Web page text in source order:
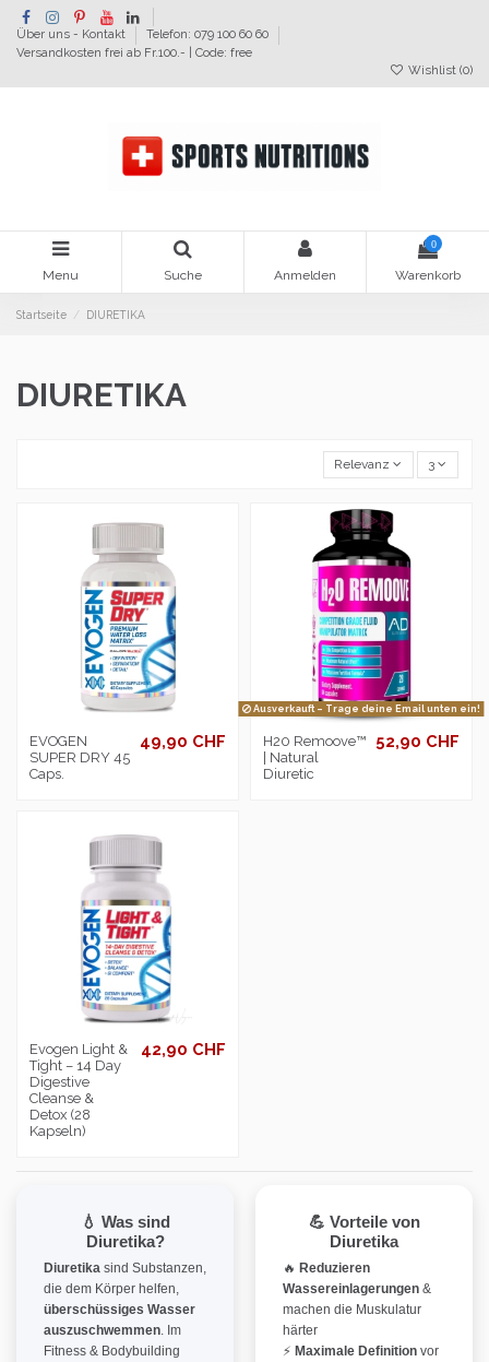
Über uns - Kontakt
Telefon: 079 100 60 60
Versandkosten frei ab Fr.100.- | Code: free
Wishlist (0)
Menu Suche Anmelden
0
Warenkorb
Startseite DIURETIKA
DIURETIKA
Relevanz 3
EVOGEN
SUPER DRY 45
Caps.
49,90 CHF
Ausverkauft – Trage deine Email unten ein!
H20 Remoove™
| Natural
Diuretic
52,90 CHF
Evogen Light &
Tight – 14 Day
Digestive
Cleanse &
Detox (28
Kapseln)
42,90 CHF
💧 Was sind
Diuretika?
Diuretika sind Substanzen,
die dem Körper helfen,
überschüssiges Wasser
auszuschwemmen. Im
Fitness & Bodybuilding
💪 Vorteile von
Diuretika
🔥 Reduzieren
Wassereinlagerungen &
machen die Muskulatur
härter
⚡ Maximale Definition vor